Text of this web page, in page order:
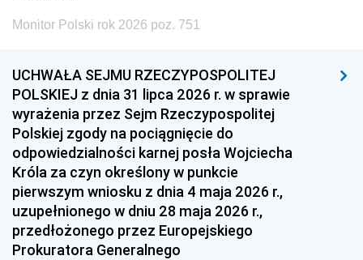
Monitor Polski rok 2026 poz. 751
UCHWAŁA SEJMU RZECZYPOSPOLITEJ
POLSKIEJ z dnia 31 lipca 2026 r. w sprawie
wyrażenia przez Sejm Rzeczypospolitej
Polskiej zgody na pociągnięcie do
odpowiedzialności karnej posła Wojciecha
Króla za czyn określony w punkcie
pierwszym wniosku z dnia 4 maja 2026 r.,
uzupełnionego w dniu 28 maja 2026 r.,
przedłożonego przez Europejskiego
Prokuratora Generalnego